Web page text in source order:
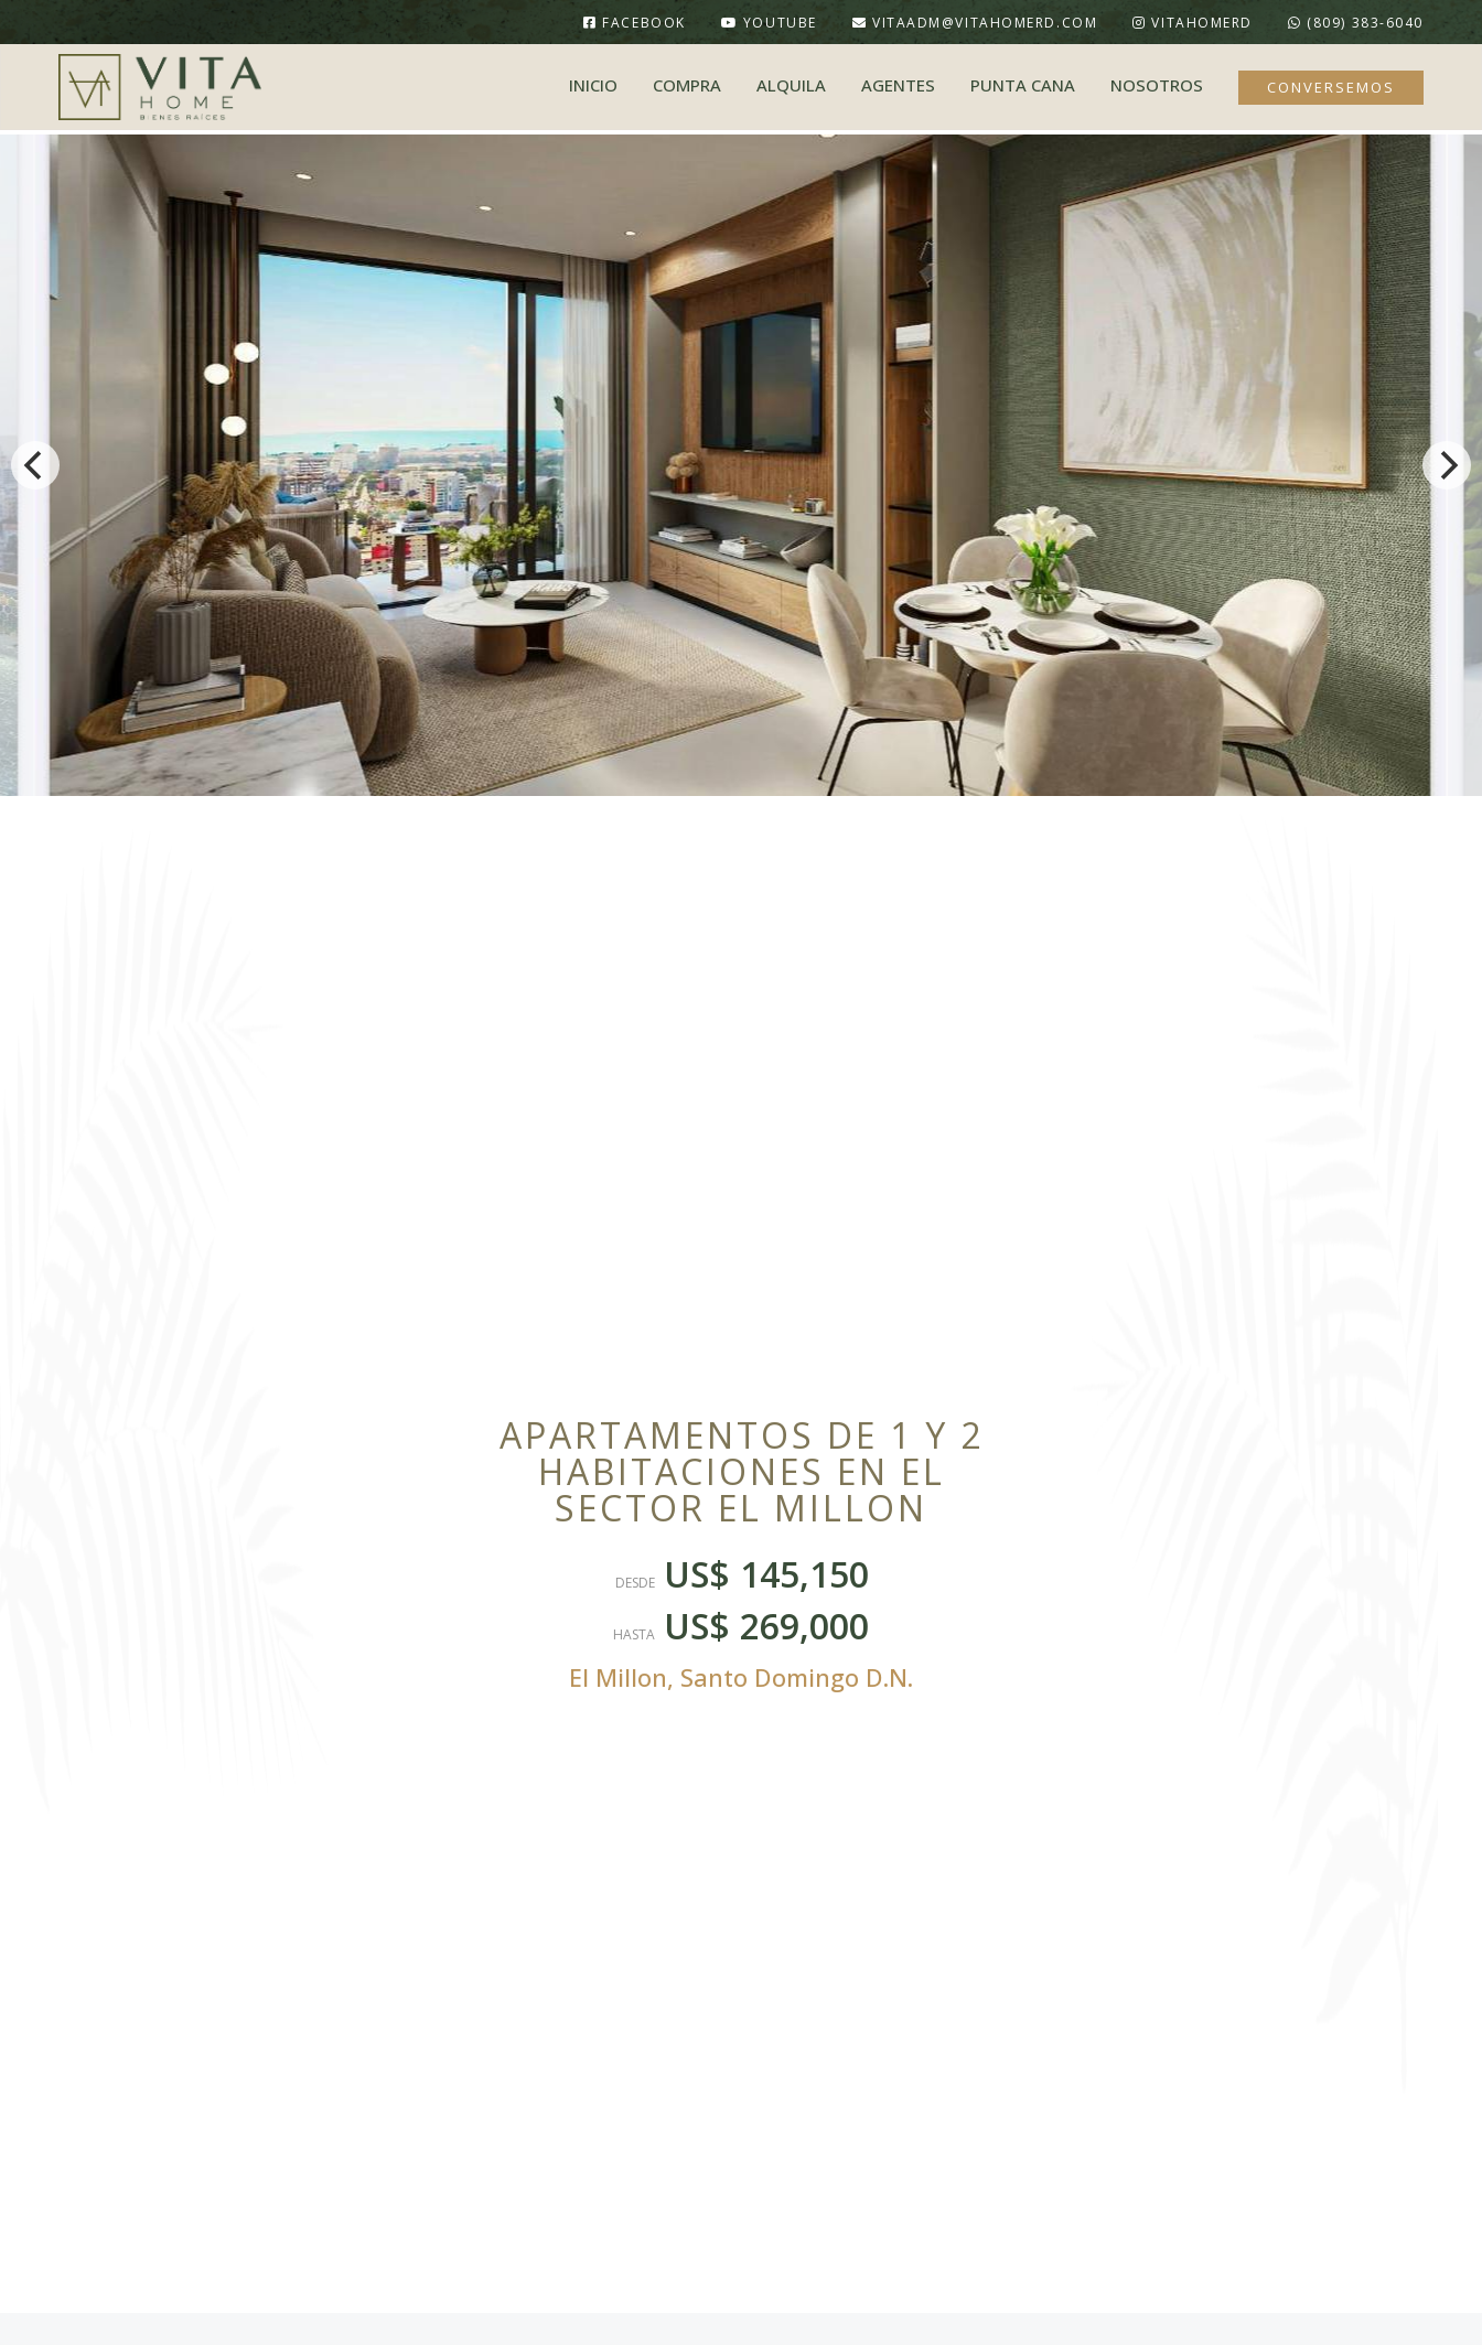
FACEBOOK YOUTUBE VITAADM@VITAHOMERD.COM VITAHOMERD (809) 383-6040
INICIO COMPRA ALQUILA AGENTES PUNTA CANA NOSOTROS CONVERSEMOS
APARTAMENTOS DE 1 Y 2
HABITACIONES EN EL
SECTOR EL MILLON
DESDE US$ 145,150
HASTA US$ 269,000
El Millon, Santo Domingo D.N.